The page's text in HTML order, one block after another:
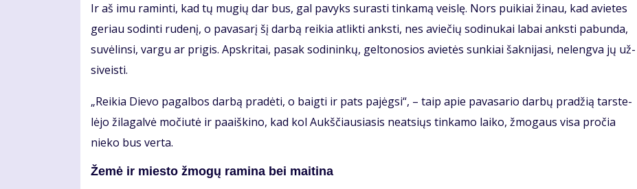
Ir aš imu ra­min­ti, kad tų mu­gių dar bus, gal pa­vyks su­ras­ti tin­ka­mą veis­lę. Nors pui­kiai ži­nau, kad avie­tes
ge­riau so­din­ti ru­de­nį, o pa­va­sa­rį šį dar­bą rei­kia at­lik­ti anks­ti, nes avie­čių so­di­nu­kai la­bai anks­ti pa­bun­da,
su­vė­lin­si, var­gu ar pri­gis. Ap­skri­tai, pa­sak so­di­nin­kų, gel­to­no­sios avie­tės sun­kiai šak­ni­ja­si, ne­leng­va jų už­
si­veis­ti.
„Rei­kia Die­vo pa­gal­bos dar­bą pra­dė­ti, o baig­ti ir pats pa­jėg­si“, – taip apie pa­va­sa­rio dar­bų pra­džią tars­te­
lė­jo ži­la­gal­vė mo­čiu­tė ir pa­aiš­ki­no, kad kol Aukš­čiau­sia­sis ne­at­siųs tin­ka­mo lai­ko, žmo­gaus vi­sa pro­čia
nie­ko bus ver­ta.
Že­mė ir mies­to žmo­gų ra­mi­na bei mai­ti­na